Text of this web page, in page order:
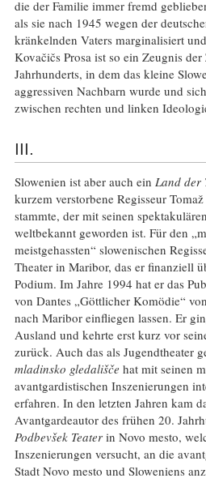
die der Familie immer fremd
als sie nach 1945 wegen der
kränkelnden Vaters marginalisiert
Kovačičs Prosa ist so ein Zeugnis
Jahrhunderts, in dem das kleine
aggressiven Nachbarn wurde und
zwischen rechten und linken
III.
Slowenien ist aber auch ein Land der
kurzem verstorbene Regisseur
stammte, der mit seinen
weltbekannt geworden ist. Für den
meistgehassten“ slowenischen
Theater in Maribor, das er finanziell
Podium. Im Jahre 1994 hat er das
von Dantes „Göttlicher Komödie“
nach Maribor einfliegen lassen. Er
Ausland und kehrte erst kurz vor
zurück. Auch das als Jugendtheater
mladinsko gledališče hat mit seinen
avantgardistischen Inszenierungen
erfahren. In den letzten Jahren kam
Avantgardeautor des frühen 20.
Podbevšek Teaterin Novo mesto,
Inszenierungen versucht, an die
Stadt Novo mesto und Sloweniens